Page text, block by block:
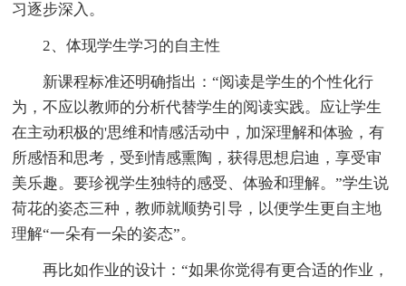
习逐步深入。
2、体现学生学习的自主性
新课程标准还明确指出：“阅读是学生的个性化行
为，不应以教师的分析代替学生的阅读实践。应让学生
在主动积极的'思维和情感活动中，加深理解和体验，有
所感悟和思考，受到情感熏陶，获得思想启迪，享受审
美乐趣。要珍视学生独特的感受、体验和理解。”学生说
荷花的姿态三种，教师就顺势引导，以便学生更自主地
理解“一朵有一朵的姿态”。
再比如作业的设计：“如果你觉得有更合适的作业，